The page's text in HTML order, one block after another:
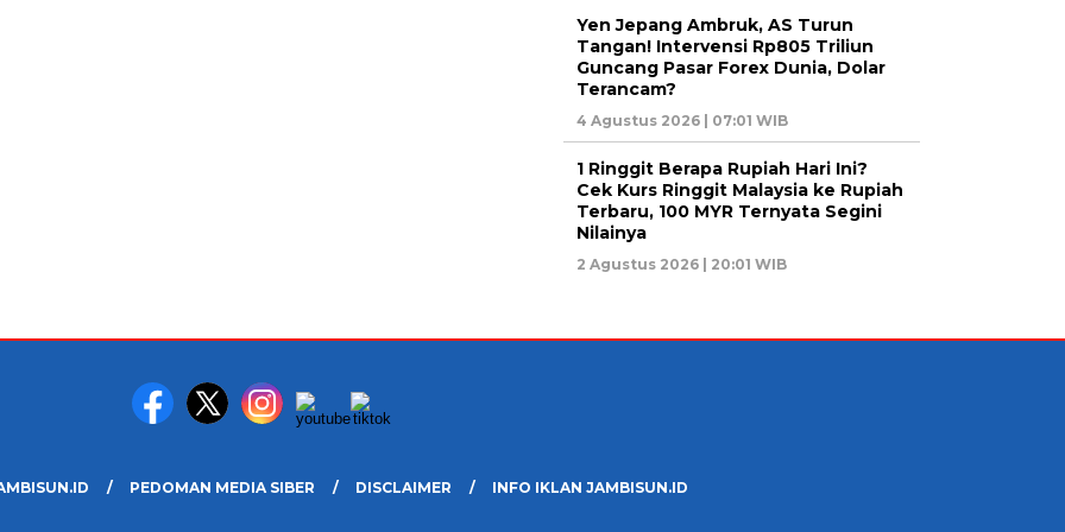
Yen Jepang Ambruk, AS Turun
Tangan! Intervensi Rp805 Triliun
Guncang Pasar Forex Dunia, Dolar
Terancam?
4 Agustus 2026 | 07:01 WIB
1 Ringgit Berapa Rupiah Hari Ini?
Cek Kurs Ringgit Malaysia ke Rupiah
Terbaru, 100 MYR Ternyata Segini
Nilainya
2 Agustus 2026 | 20:01 WIB
PEDOMAN MEDIA SIBER DISCLAIMER INFO IKLAN JAMBISUN.ID